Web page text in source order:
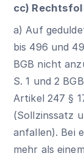
cc)
a) Auf
bis 496 und
BGB nicht
S. 1 und 2
Artikel 247 §
(Sollzinssatz
anfallen). Bei
mehr als